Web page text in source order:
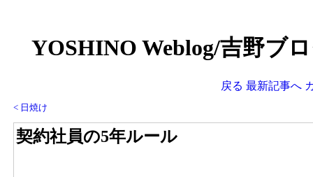
YOSHINO Weblog/吉野ブ
戻る 最新記事へ
< 日焼け
契約社員の5年ルール